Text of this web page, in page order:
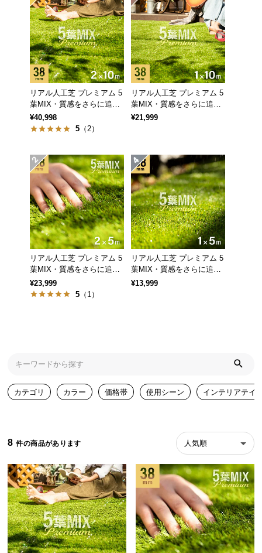
テ
探
す
イ
ン
テ
リアル人工芝 プレミアム 5
葉MIX・質感をさらに追求
芝丈38mm 2×10m
¥40,998
5 （2）
リアル人工芝 プレミアム 5
葉MIX・質感をさらに追求
芝丈38mm 2×5m
¥23,999
5 （1）
リアル人工芝 プレミアム 5
葉MIX・質感をさらに追求
芝丈38mm 1×10m
¥21,999
リアル人工芝 プレミアム 5
葉MIX・質感をさらに追求
芝丈38mm 1×5m
¥13,999
カテゴリ カラー 価格帯 使用シーン インテリアテイ
8 人気順